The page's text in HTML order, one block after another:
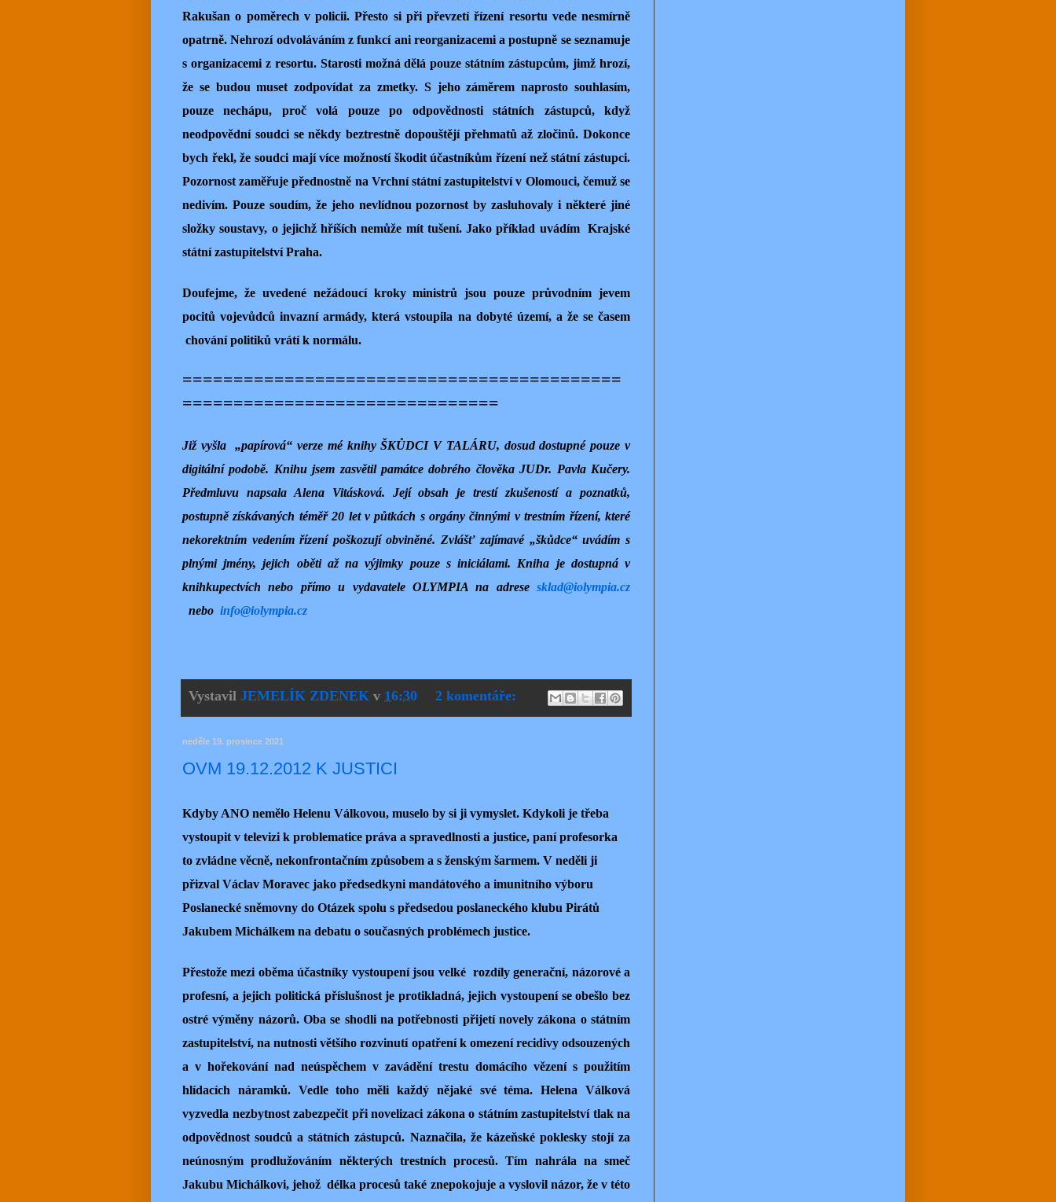
Rakušan o poměrech v policii. Přesto si při převzetí řízení resortu vede nesmírně
opatrně. Nehrozí odvoláváním z funkcí ani reorganizacemi a postupně se seznamuje
s organizacemi z resortu. Starosti možná dělá pouze státním zástupcům, jimž hrozí,
že se budou muset zodpovídat za zmetky. S jeho záměrem naprosto souhlasím,
pouze nechápu, proč volá pouze po odpovědnosti státních zástupců, když
neodpovědní soudci se někdy beztrestně dopouštějí přehmatů až zločinů. Dokonce
bych řekl, že soudci mají více možností škodit účastníkům řízení než státní zástupci.
Pozornost zaměřuje přednostně na Vrchní státní zastupitelství v Olomouci, čemuž se
nedivím. Pouze soudím, že jeho nevlídnou pozornost by zasluhovaly i některé jiné
složky soustavy, o jejichž hříších nemůže mít tušení. Jako příklad uvádím
Krajské
státní zastupitelství Praha.
Doufejme, že uvedené nežádoucí kroky ministrů jsou pouze průvodním jevem
pocitů vojevůdců invazní armády, která vstoupila na dobyté území, a že se časem
chování politiků vrátí k normálu.
===========================================
===============================
Již vyšla
„papírová“ verze mé knihy ŠKŮDCI V TALÁRU, dosud dostupné pouze v
digitální podobě. Knihu jsem zasvětil památce dobrého člověka JUDr. Pavla Kučery.
Předmluvu napsala Alena Vitásková. Její obsah je trestí zkušeností a poznatků,
postupně získávaných téměř 20 let v půtkách s orgány činnými v trestním řízení, které
nekorektním vedením řízení poškozují obviněné. Zvlášť zajímavé „škůdce“ uvádím s
plnými jmény, jejich oběti až na výjimky pouze s iniciálami. Kniha je dostupná v
knihkupectvích nebo přímo u vydavatele OLYMPIA na adrese sklad@iolympia.cz
nebo info@iolympia.cz
Vystavil JEMELÍK ZDENEK v 16:30 2 komentáře:
neděle 19. prosince 2021
OVM 19.12.2012 K JUSTICI
Kdyby ANO nemělo Helenu Válkovou, muselo by si ji vymyslet. Kdykoli je třeba
vystoupit v televizi k problematice práva a spravedlnosti a justice, paní profesorka
to zvládne věcně, nekonfrontačním způsobem a s ženským šarmem. V neděli ji
přizval Václav Moravec jako předsedkyni mandátového a imunitního výboru
Poslanecké sněmovny do Otázek spolu s předsedou poslaneckého klubu Pirátů
Jakubem Michálkem na debatu o současných problémech justice.
Přestože mezi oběma účastníky vystoupení jsou velké rozdíly generační, názorové a
profesní, a jejich politická příslušnost je protikladná, jejich vystoupení se obešlo bez
ostré výměny názorů. Oba se shodli na potřebnosti přijetí novely zákona o státním
zastupitelství, na nutnosti většího rozvinutí opatření k omezení recidivy odsouzených
a v hořekování nad neúspěchem v zavádění trestu domácího vězení s použitím
hlídacích náramků. Vedle toho měli každý nějaké své téma. Helena Válková
vyzvedla nezbytnost zabezpečit při novelizaci zákona o státním zastupitelství tlak na
odpovědnost soudců a státních zástupců. Naznačila, že kázeňské poklesky stojí za
neúnosným prodlužováním některých trestních procesů. Tím nahrála na smeč
Jakubu Michálkovi, jehož délka procesů také znepokojuje a vyslovil názor, že v této